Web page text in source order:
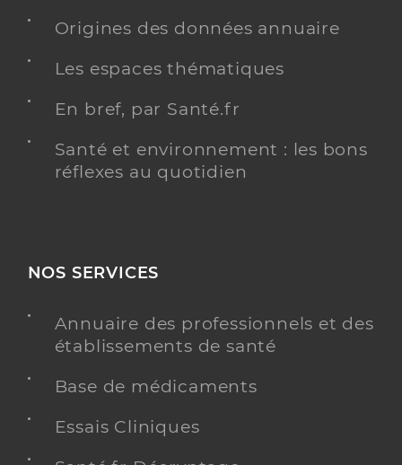
Origines des données annuaire
Les espaces thématiques
En bref, par Santé.fr
Santé et environnement : les bons
réflexes au quotidien
NOS SERVICES
Annuaire des professionnels et des
établissements de santé
Base de médicaments
Essais Cliniques